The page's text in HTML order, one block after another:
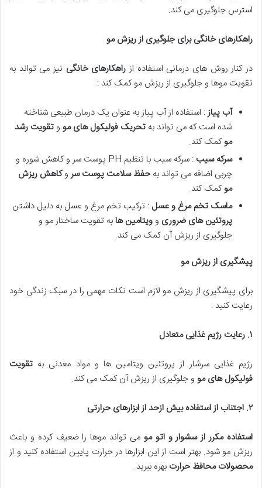
استرس جلوگیری می کند.
راهکارهای خانگی برای جلوگیری از ریزش مو
در کنار روش های درمانی استفاده از راهکارهای خانگی نیز می تواند به
تقویت موها و جلوگیری از ریزش مو کمک کند :
آب پیاز: استفاده از آب پیاز به عنوان یک درمان طبیعی شناخته
شده است که می تواند به تحریک فولیکول های مو وتقویت رشد
موکمک کند.
سرکه سیب
: سرکه سیب با تنظیم PH پوست سر و کاهش شوره و
چربی اضافه می تواند بهحفظ سلامت پوست سروکاهش ریزش
موکمک کند.
ماسک تخم مرغ و عسل : ترکیب تخم مرغ و عسل به دلیل داشتن
پروتئین های ضروری وویتامین هابه تقویت ساختار مو و
جلوگیری از ریزش آن کمک می کند.
پیشگیری از ریزش مو
برای پیشگیری از ریزش مو لازم است نکات مهمی را در سبک زندگی خود
رعایت کنید :
۱. رعایت رژیم غذایی متعادل
رژیم غذایی سرشار از پروتئین ویتامین ها و مواد معدنی به تقویت
فولیکول های مو و جلوگیری از ریزش آن کمک می کند.
۲. اجتناب از استفاده بیش ازحد از ابزارهای حرارتی
استفاده مکرر از سشوار و اتو مو می تواند موها را ضعیف کرده و باعث
ریزش مو شود. بهتر است از این ابزارها در حرارت پایین استفاده کنید و از
محصولات محافظ حرارت بهره ببرید.